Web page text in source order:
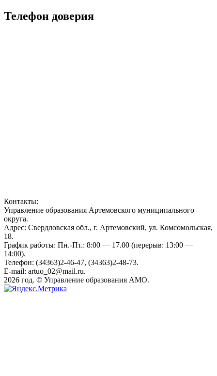
Телефон доверия
Контакты:
Управление образования Артемовского муниципального
округа.
Адрес: Свердловская обл., г. Артемовский, ул. Комсомольская,
18.
График работы: Пн.-Пт.: 8:00 — 17.00 (перерыв: 13:00 —
14:00).
Телефон: (34363)2-46-47, (34363)2-48-73.
E-mail: artuo_02@mail.ru.
2026 год. © Управление образования АМО.